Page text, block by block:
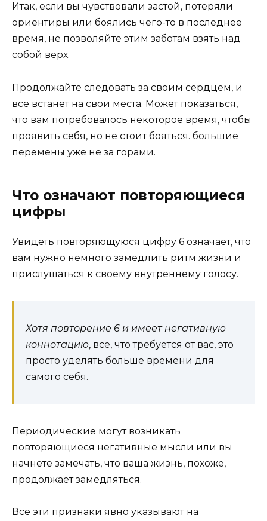
Итак, если вы чувствовали застой, потеряли
ориентиры или боялись чего-то в последнее
время, не позволяйте этим заботам взять над
собой верх.
Продолжайте следовать за своим сердцем, и
все встанет на свои места. Может показаться,
что вам потребовалось некоторое время, чтобы
проявить себя, но не стоит бояться. большие
перемены уже не за горами.
Что означают повторяющиеся
цифры
Увидеть повторяющуюся цифру 6 означает, что
вам нужно немного замедлить ритм жизни и
прислушаться к своему внутреннему голосу.
Хотя повторение 6 и имеет негативную
коннотацию, все, что требуется от вас, это
просто уделять больше времени для
самого себя.
Периодические могут возникать
повторяющиеся негативные мысли или вы
начнете замечать, что ваша жизнь, похоже,
продолжает замедляться.
Все эти признаки явно указывают на